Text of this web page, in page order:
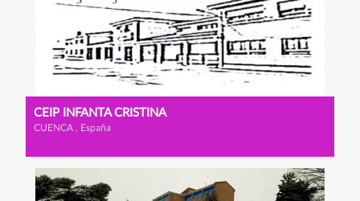
CEIP INFANTA CRISTINA
CUENCA , España